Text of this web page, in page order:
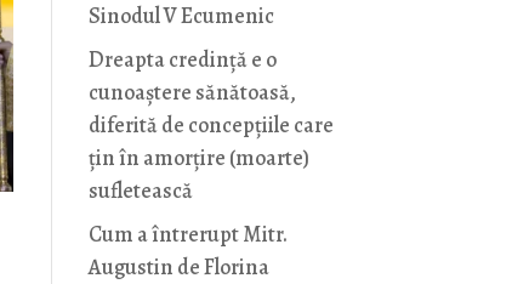
Sinodul V Ecumenic
Dreapta credință e o
cunoaștere sănătoasă,
diferită de concepțiile care
țin în amorțire (moarte)
sufletească
Cum a întrerupt Mitr.
Augustin de Florina